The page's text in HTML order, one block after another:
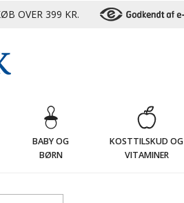
OVER 399 KR.
BABY OG
BØRN
KOSTTILSKUD OG
VITAMINER